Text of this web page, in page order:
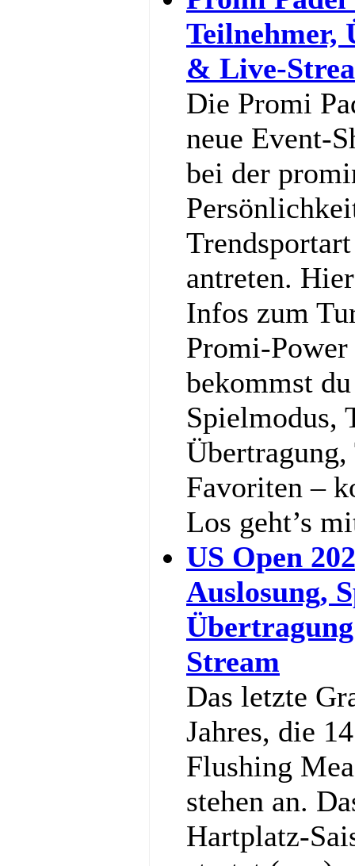
Teilnehmer,
& Live-
Die Promi
neue Event-
bei der
antreten.
Infos zum
Promi-
bekommst
Spielmodus,
Favoriten –
Los geht’s
US Open
Auslosung,
Stream
Das letzte
Jahres, die
Flushing
stehen an.
Hartplatz-